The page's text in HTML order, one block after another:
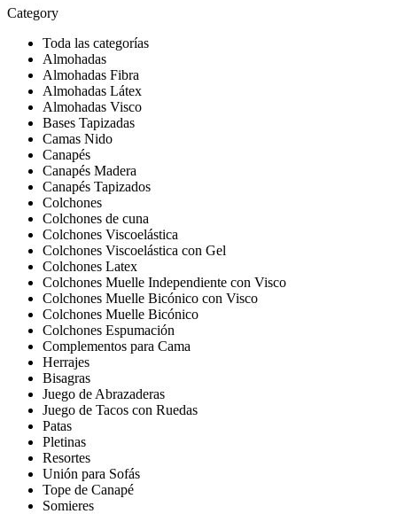
Category
Toda las categorías
Almohadas
Almohadas Fibra
Almohadas Látex
Almohadas Visco
Bases Tapizadas
Camas Nido
Canapés
Canapés Madera
Canapés Tapizados
Colchones
Colchones de cuna
Colchones Viscoelástica
Colchones Viscoelástica con Gel
Colchones Latex
Colchones Muelle Independiente con Visco
Colchones Muelle Bicónico con Visco
Colchones Muelle Bicónico
Colchones Espumación
Complementos para Cama
Herrajes
Bisagras
Juego de Abrazaderas
Juego de Tacos con Ruedas
Patas
Pletinas
Resortes
Unión para Sofás
Tope de Canapé
Somieres